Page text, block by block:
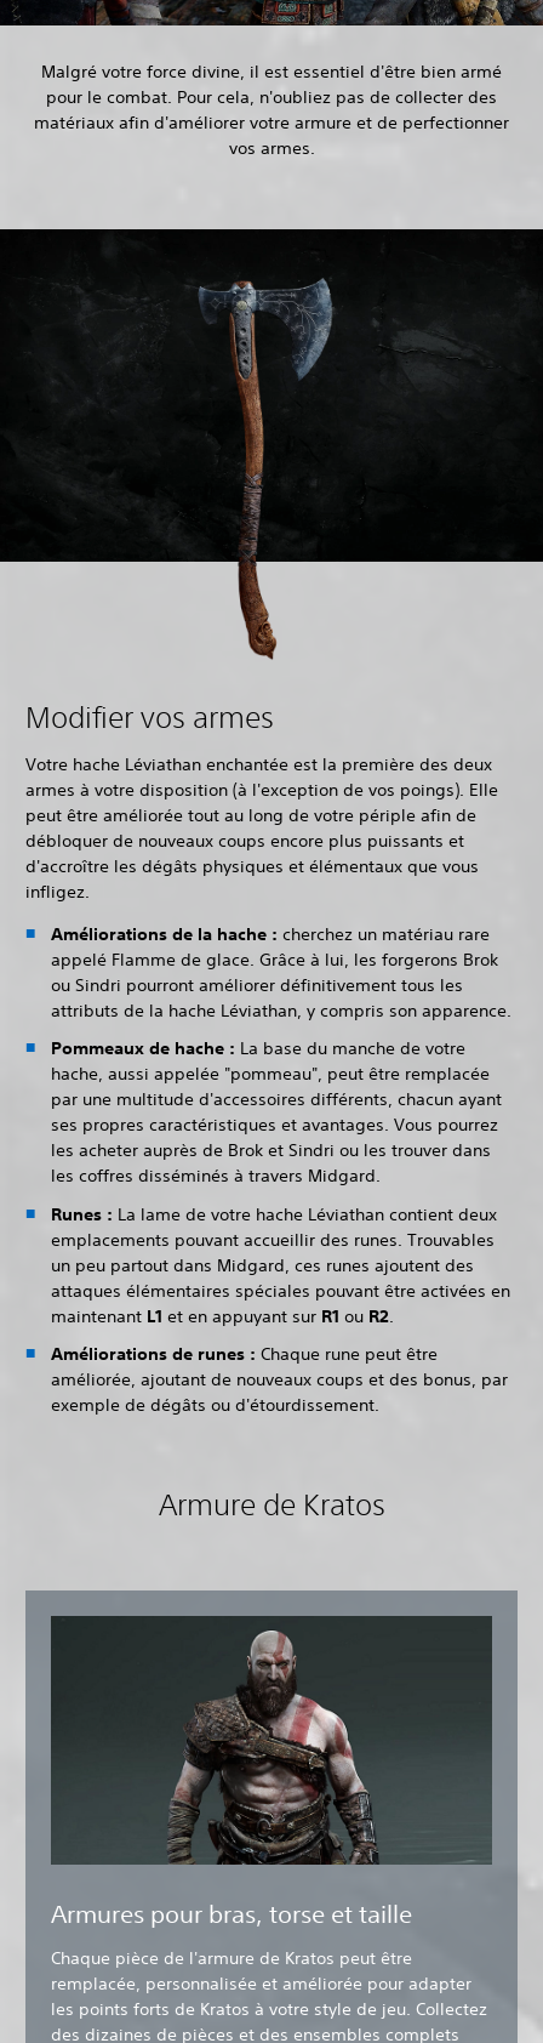
Malgré votre force divine, il est essentiel d'être bien armé
pour le combat. Pour cela, n'oubliez pas de collecter des
matériaux afin d'améliorer votre armure et de perfectionner
vos armes.
Modifier vos armes
Votre hache Léviathan enchantée est la première des deux
armes à votre disposition (à l'exception de vos poings). Elle
peut être améliorée tout au long de votre périple afin de
débloquer de nouveaux coups encore plus puissants et
d'accroître les dégâts physiques et élémentaux que vous
infligez.‎
Améliorations de la hache : cherchez un matériau rare
appelé Flamme de glace. Grâce à lui, les forgerons Brok
ou Sindri pourront améliorer définitivement tous les
attributs de la hache Léviathan, y compris son apparence.
Pommeaux de hache : La base du manche de votre
hache, aussi appelée "pommeau", peut être remplacée
par une multitude d'accessoires différents, chacun ayant
ses propres caractéristiques et avantages. Vous pourrez
les acheter auprès de Brok et Sindri ou les trouver dans
les coffres disséminés à travers Midgard.
Runes : La lame de votre hache Léviathan contient deux
emplacements pouvant accueillir des runes. Trouvables
un peu partout dans Midgard, ces runes ajoutent des
attaques élémentaires spéciales pouvant être activées en
maintenant L1 et en appuyant sur R1 ou R2.
Améliorations de runes : Chaque rune peut être
améliorée, ajoutant de nouveaux coups et des bonus, par
exemple de dégâts ou d'étourdissement.
Armure de Kratos
Armures pour bras, torse et taille
Chaque pièce de l'armure de Kratos peut être
remplacée, personnalisée et améliorée pour adapter
les points forts de Kratos à votre style de jeu. Collectez
des dizaines de pièces et des ensembles complets